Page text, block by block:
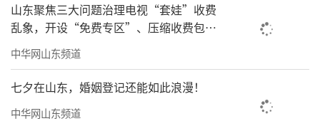
山东聚焦三大问题治理电视“套娃”收费
乱象，开设“免费专区”、压缩收费包比
例70%以上
中华网山东频道
七夕在山东，婚姻登记还能如此浪漫！
中华网山东频道